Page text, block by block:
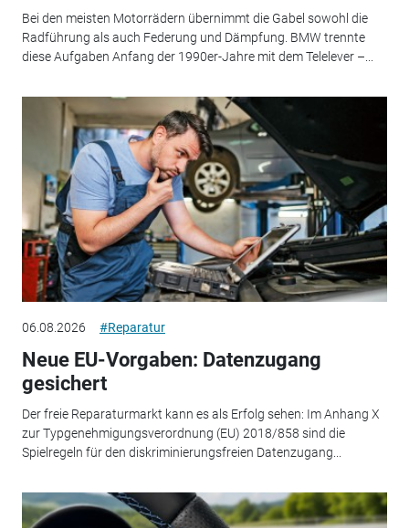
Bei den meisten Motorrädern übernimmt die Gabel sowohl die
Radführung als auch Federung und Dämpfung. BMW trennte
diese Aufgaben Anfang der 1990er-Jahre mit dem Telelever –...
06.08.2026 #Reparatur
Neue EU-Vorgaben: Datenzugang
gesichert
Der freie Reparaturmarkt kann es als Erfolg sehen: Im Anhang X
zur Typgenehmigungsverordnung (EU) 2018/858 sind die
Spielregeln für den diskriminierungsfreien Datenzugang...